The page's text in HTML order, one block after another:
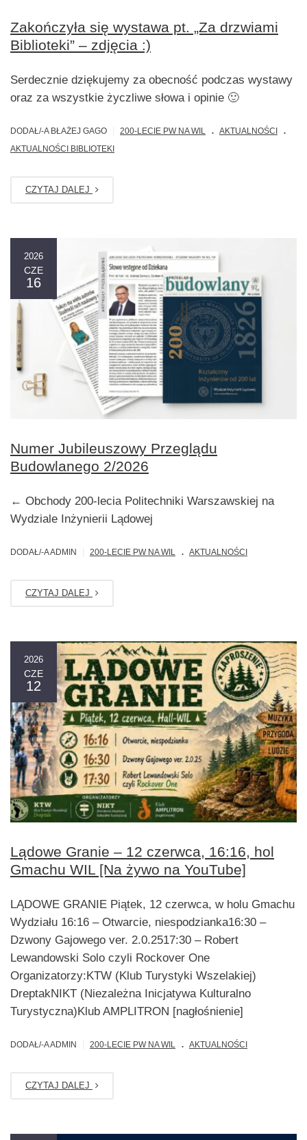
Zakończyła się wystawa pt. „Za drzwiami
Biblioteki” – zdjęcia :)
Serdecznie dziękujemy za obecność podczas wystawy
oraz za wszystkie życzliwe słowa i opinie 🙂
DODAŁ/-A BŁAŻEJ GAGO 200-LECIE PW NA WIL . AKTUALNOŚCI .
AKTUALNOŚCI BIBLIOTEKI
CZYTAJ DALEJ
2026
CZE
16
Numer Jubileuszowy Przeglądu
Budowlanego 2/2026
← Obchody 200-lecia Politechniki Warszawskiej na
Wydziale Inżynierii Lądowej
DODAŁ/-A ADMIN 200-LECIE PW NA WIL . AKTUALNOŚCI
CZYTAJ DALEJ
2026
CZE
12
Lądowe Granie – 12 czerwca, 16:16, hol
Gmachu WIL [Na żywo na YouTube]
LĄDOWE GRANIE Piątek, 12 czerwca, w holu Gmachu
Wydziału 16:16 – Otwarcie, niespodzianka16:30 –
Dzwony Gajowego ver. 2.0.2517:30 – Robert
Lewandowski Solo czyli Rockover One
Organizatorzy:KTW (Klub Turystyki Wszelakiej)
DreptakNIKT (Niezależna Inicjatywa Kulturalno
Turystyczna)Klub AMPLITRON [nagłośnienie]
DODAŁ/-A ADMIN 200-LECIE PW NA WIL . AKTUALNOŚCI
CZYTAJ DALEJ